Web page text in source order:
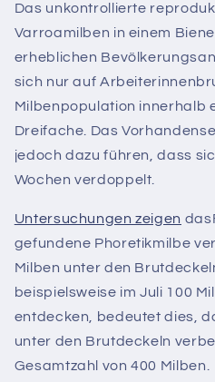
Das unkontrollierte
Varroamilben in einem
erheblichen
sich nur auf
Milbenpopulation innerhalb
Dreifache. Das
jedoch dazu führen, dass
Wochen verdoppelt.
Untersuchungen zeigen das
gefundene Phoretikmilbe
Milben unter den
beispielsweise im Juli 100
entdecken, bedeutet dies,
unter den Brutdeckeln
Gesamtzahl von 400 Milben.